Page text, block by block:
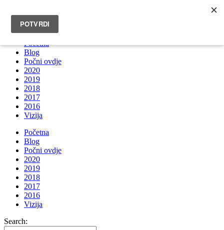
INFO@BRUNOBOKSIC.COM
Početna
Blog
Počni ovdje
2020
2019
2018
2017
2016
Vizija
Početna
Blog
Počni ovdje
2020
2019
2018
2017
2016
Vizija
Search: